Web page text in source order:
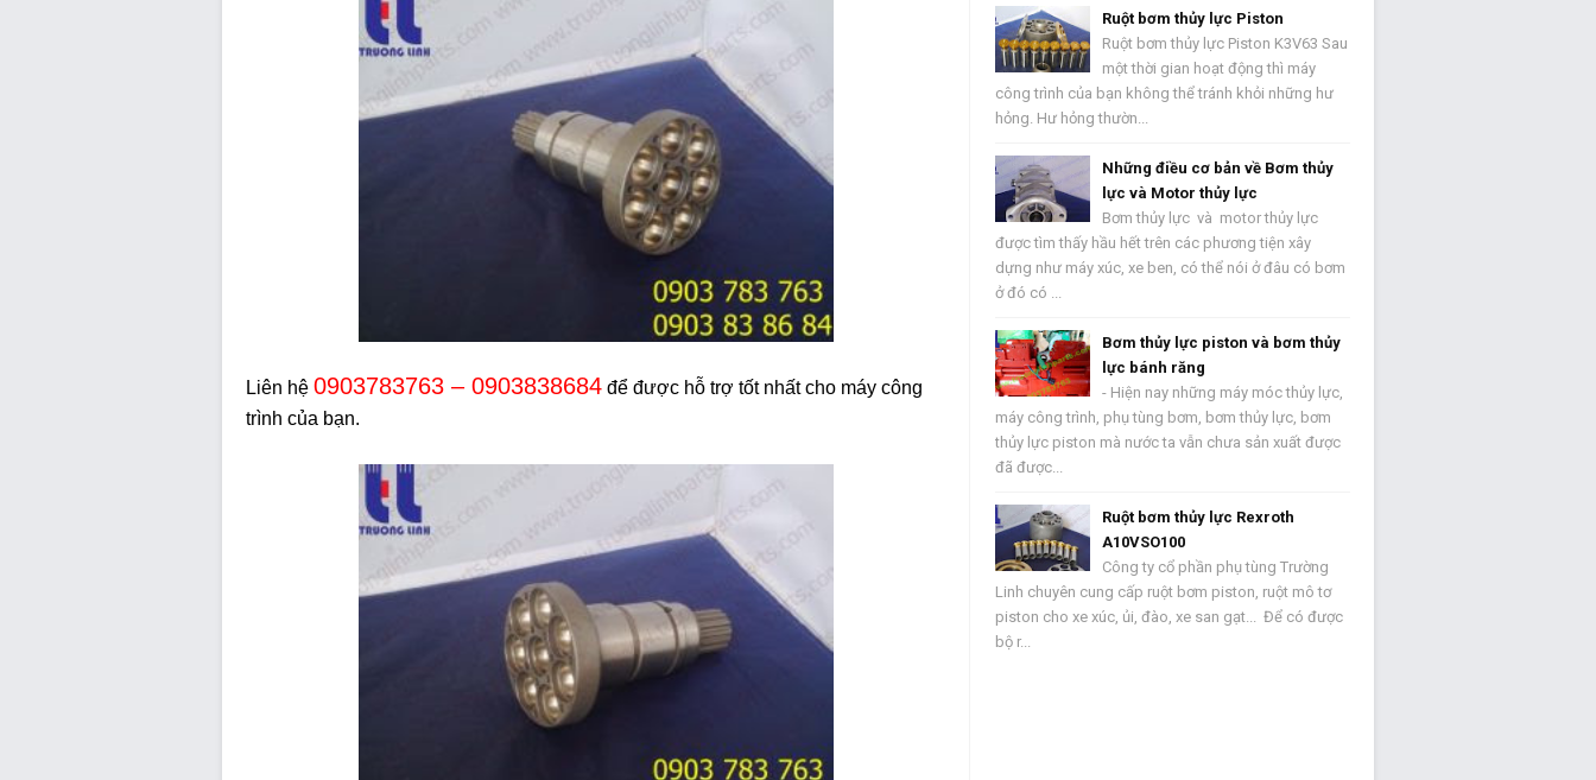
Liên hệ 0903783763 – 0903838684 để được hỗ trợ tốt nhất cho máy công
trình của bạn.
Ruột bơm thủy lực Piston
Ruột bơm thủy lực Piston K3V63 Sau
một thời gian hoạt động thì máy
công trình của bạn không thể tránh khỏi những hư
hỏng. Hư hỏng thườn...
Những điều cơ bản về Bơm thủy
lực và Motor thủy lực
Bơm thủy lực và motor thủy lực
được tìm thấy hầu hết trên các phương tiện xây
dựng như máy xúc, xe ben, có thể nói ở đâu có bơm
ở đó có ...
Bơm thủy lực piston và bơm thủy
lực bánh răng
- Hiện nay những máy móc thủy lực,
máy công trình, phụ tùng bơm, bơm thủy lực, bơm
thủy lực piston mà nước ta vẫn chưa sản xuất được
đã được...
Ruột bơm thủy lực Rexroth
A10VSO100
Công ty cổ phần phụ tùng Trường
Linh chuyên cung cấp ruột bơm piston, ruột mô tơ
piston cho xe xúc, ủi, đào, xe san gạt... Để có được
bộ r...